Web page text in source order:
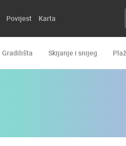
Povijest Karta
Gradilišta Skijanje i snijeg